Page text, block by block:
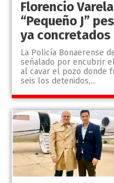
Florencio
“Pequeño J”
ya concretados
La Policía Bonaerense
señalado por encubrir
al cavar el pozo donde
seis los detenidos,...